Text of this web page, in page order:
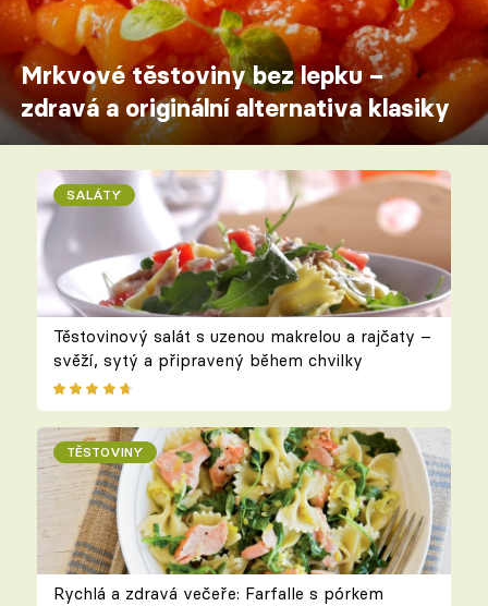
Mrkvové těstoviny bez lepku –
zdravá a originální alternativa klasiky
SALÁTY
Těstovinový salát s uzenou makrelou a rajčaty –
svěží, sytý a připravený během chvilky
TĚSTOVINY
Rychlá a zdravá večeře: Farfalle s pórkem